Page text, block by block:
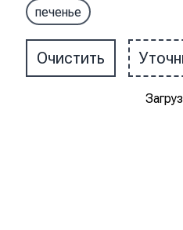
печенье
Очистить